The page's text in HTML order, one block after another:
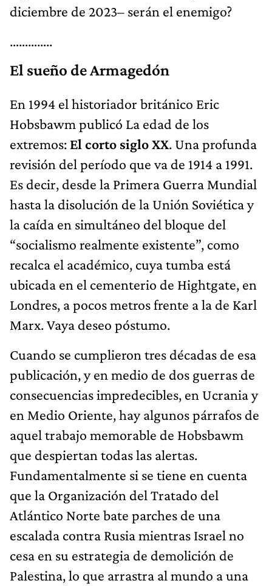
diciembre de 2023– serán el enemigo?
…………..
El sueño de Armagedón
En 1994 el historiador británico Eric
Hobsbawm publicó La edad de los
extremos: El corto siglo XX. Una profunda
revisión del período que va de 1914 a 1991.
Es decir, desde la Primera Guerra Mundial
hasta la disolución de la Unión Soviética y
la caída en simultáneo del bloque del
“socialismo realmente existente”, como
recalca el académico, cuya tumba está
ubicada en el cementerio de Hightgate, en
Londres, a pocos metros frente a la de Karl
Marx. Vaya deseo póstumo.
Cuando se cumplieron tres décadas de esa
publicación, y en medio de dos guerras de
consecuencias impredecibles, en Ucrania y
en Medio Oriente, hay algunos párrafos de
aquel trabajo memorable de Hobsbawm
que despiertan todas las alertas.
Fundamentalmente si se tiene en cuenta
que la Organización del Tratado del
Atlántico Norte bate parches de una
escalada contra Rusia mientras Israel no
cesa en su estrategia de demolición de
Palestina, lo que arrastra al mundo a una